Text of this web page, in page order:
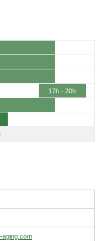
17h - 20h
aging.com